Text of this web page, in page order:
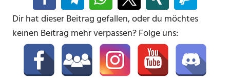
Dir hat dieser Beitrag gefallen, oder du möchtes
keinen Beitrag mehr verpassen? Folge uns: